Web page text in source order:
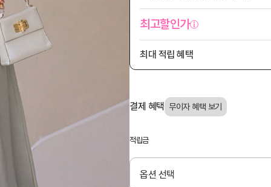
최고할인가
최대 적립 혜택
결제 혜택
적립금